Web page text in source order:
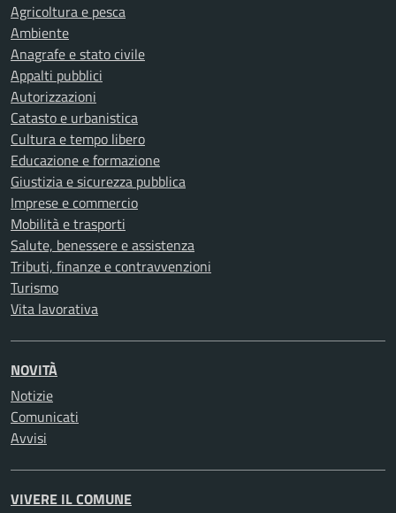
Agricoltura e pesca
Ambiente
Anagrafe e stato civile
Appalti pubblici
Autorizzazioni
Catasto e urbanistica
Cultura e tempo libero
Educazione e formazione
Giustizia e sicurezza pubblica
Imprese e commercio
Mobilità e trasporti
Salute, benessere e assistenza
Tributi, finanze e contravvenzioni
Turismo
Vita lavorativa
NOVITÀ
Notizie
Comunicati
Avvisi
VIVERE IL COMUNE